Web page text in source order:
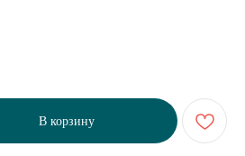
В корзину